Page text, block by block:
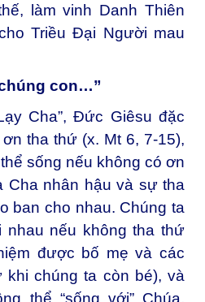
làm vinh Danh Thiên
Triều Đại Người mau
con…”
Cha”, Đức Giêsu đặc
tha thứ (x. Mt 6, 7-15),
sống nếu không có ơn
Cha nhân hậu và sự tha
ban cho nhau. Chúng ta
nhau nếu không tha thứ
được bố mẹ và các
chúng ta còn bé), và
thể “sống với” Chúa,